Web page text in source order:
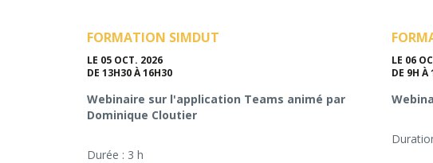
FORMATION SIMDUT
LE 05 OCT. 2026
DE 13H30 À 16H30
Webinaire sur l'application Teams animé par
Dominique Cloutier
Durée : 3 h
LE 06
DE 9H À